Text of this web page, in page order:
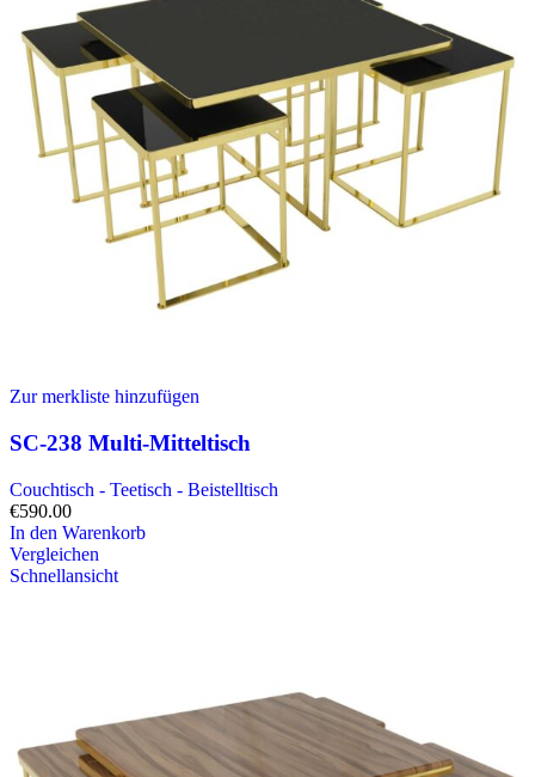
Zur merkliste hinzufügen
SC-238 Multi-Mitteltisch
Couchtisch - Teetisch - Beistelltisch
€590.00
In den Warenkorb
Vergleichen
Schnellansicht